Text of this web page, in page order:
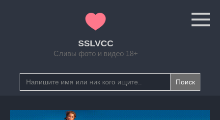
SSLVCC
Сливы фото и видео 18+
Search
for: